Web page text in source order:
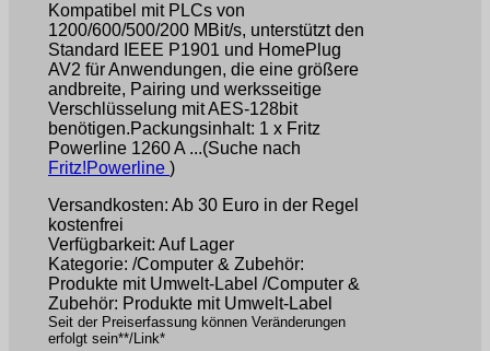
Kompatibel mit PLCs von
1200/600/500/200 MBit/s, unterstützt den
Standard IEEE P1901 und HomePlug
AV2 für Anwendungen, die eine größere
andbreite, Pairing und werksseitige
Verschlüsselung mit AES-128bit
benötigen.Packungsinhalt: 1 x Fritz
Powerline 1260 A ...(Suche nach
Fritz!Powerline )
Versandkosten: Ab 30 Euro in der Regel
kostenfrei
Verfügbarkeit: Auf Lager
Kategorie: /Computer & Zubehör:
Produkte mit Umwelt-Label /Computer &
Zubehör: Produkte mit Umwelt-Label
Seit der Preiserfassung können Veränderungen
erfolgt sein**/Link*